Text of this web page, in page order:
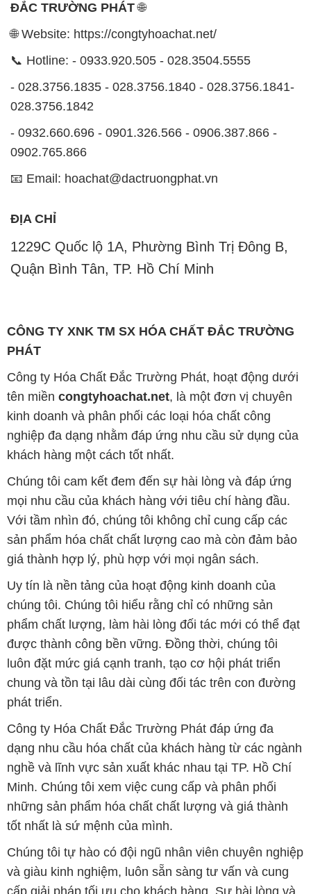
ĐẮC TRƯỜNG PHÁT🌐
🌐 Website: https://congtyhoachat.net/
📞 Hotline: - 0933.920.505 - 028.3504.5555
- 028.3756.1835 - 028.3756.1840 - 028.3756.1841-
028.3756.1842
- 0932.660.696 - 0901.326.566 - 0906.387.866 -
0902.765.866
📧 Email: hoachat@dactruongphat.vn
ĐỊA CHỈ
1229C Quốc lộ 1A, Phường Bình Trị Đông B,
Quận Bình Tân, TP. Hồ Chí Minh
CÔNG TY XNK TM SX HÓA CHẤT ĐẮC TRƯỜNG
PHÁT
Công ty Hóa Chất Đắc Trường Phát, hoạt động dưới
tên miền congtyhoachat.net, là một đơn vị chuyên
kinh doanh và phân phối các loại hóa chất công
nghiệp đa dạng nhằm đáp ứng nhu cầu sử dụng của
khách hàng một cách tốt nhất.
Chúng tôi cam kết đem đến sự hài lòng và đáp ứng
mọi nhu cầu của khách hàng với tiêu chí hàng đầu.
Với tầm nhìn đó, chúng tôi không chỉ cung cấp các
sản phẩm hóa chất chất lượng cao mà còn đảm bảo
giá thành hợp lý, phù hợp với mọi ngân sách.
Uy tín là nền tảng của hoạt động kinh doanh của
chúng tôi. Chúng tôi hiểu rằng chỉ có những sản
phẩm chất lượng, làm hài lòng đối tác mới có thể đạt
được thành công bền vững. Đồng thời, chúng tôi
luôn đặt mức giá cạnh tranh, tạo cơ hội phát triển
chung và tồn tại lâu dài cùng đối tác trên con đường
phát triển.
Công ty Hóa Chất Đắc Trường Phát đáp ứng đa
dạng nhu cầu hóa chất của khách hàng từ các ngành
nghề và lĩnh vực sản xuất khác nhau tại TP. Hồ Chí
Minh. Chúng tôi xem việc cung cấp và phân phối
những sản phẩm hóa chất chất lượng và giá thành
tốt nhất là sứ mệnh của mình.
Chúng tôi tự hào có đội ngũ nhân viên chuyên nghiệp
và giàu kinh nghiệm, luôn sẵn sàng tư vấn và cung
cấp giải pháp tối ưu cho khách hàng. Sự hài lòng và